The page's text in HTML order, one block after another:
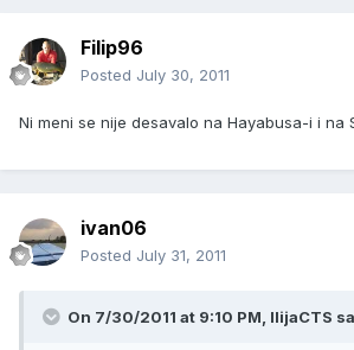
Filip96
Posted July 30, 2011
Ni meni se nije desavalo na Hayabusa-i i na
ivan06
Posted July 31, 2011
On 7/30/2011 at 9:10 PM, IlijaCTS